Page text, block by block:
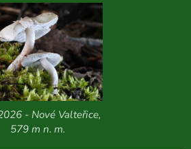
- Nové Valteřice,
579 m n. m.